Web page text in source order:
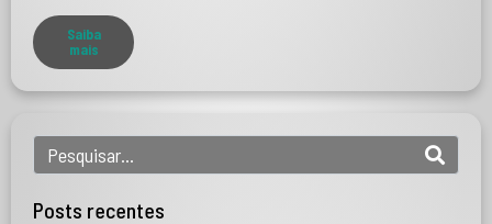
Saiba
mais
Posts recentes